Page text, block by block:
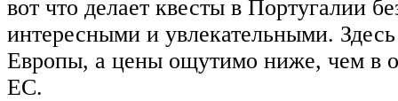
вот что делает квесты в Португалии
интересными и увлекательными.
Европы, а цены ощутимо ниже, чем в
ЕС.